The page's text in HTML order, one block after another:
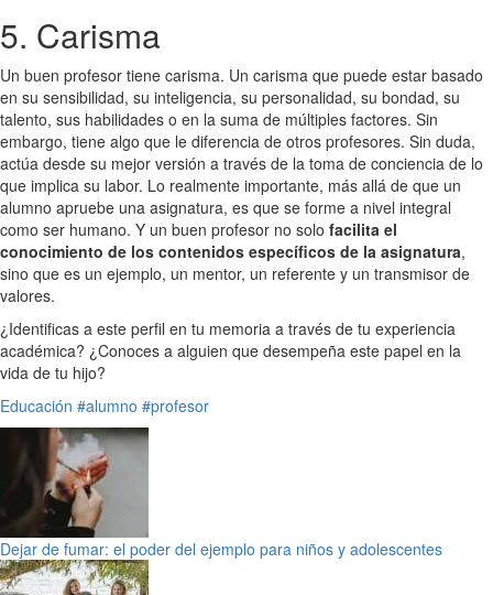
5. Carisma
Un buen profesor tiene carisma. Un carisma que puede estar basado
en su sensibilidad, su inteligencia, su personalidad, su bondad, su
talento, sus habilidades o en la suma de múltiples factores. Sin
embargo, tiene algo que le diferencia de otros profesores. Sin duda,
actúa desde su mejor versión a través de la toma de conciencia de lo
que implica su labor. Lo realmente importante, más allá de que un
alumno apruebe una asignatura, es que se forme a nivel integral
como ser humano. Y un buen profesor no solo facilita el
conocimiento de los contenidos específicos de la asignatura,
sino que es un ejemplo, un mentor, un referente y un transmisor de
valores.
¿Identificas a este perfil en tu memoria a través de tu experiencia
académica? ¿Conoces a alguien que desempeña este papel en la
vida de tu hijo?
Educación #alumno #profesor
Dejar de fumar: el poder del ejemplo para niños y adolescentes